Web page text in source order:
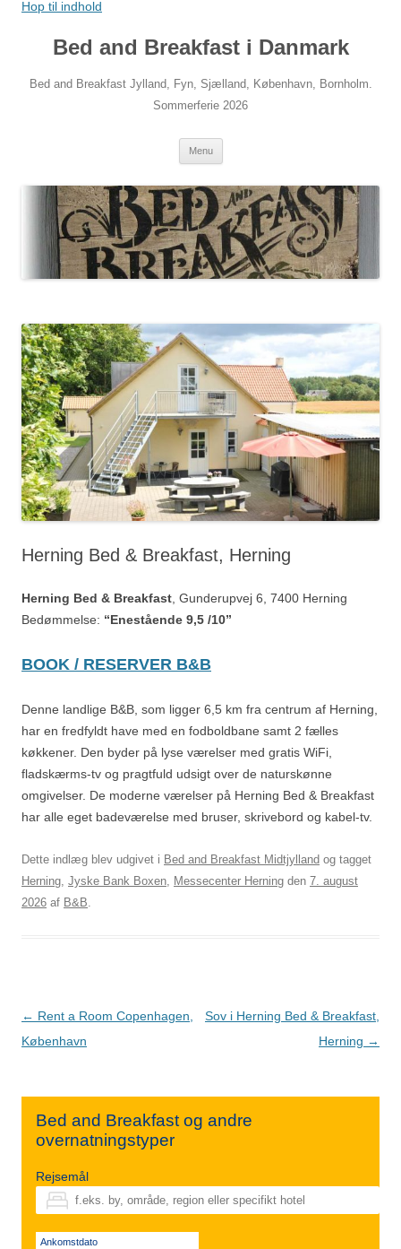
Hop til indhold
Bed and Breakfast i Danmark
Bed and Breakfast Jylland, Fyn, Sjælland, København, Bornholm.
Sommerferie 2026
Menu
Herning Bed & Breakfast, Herning
Herning Bed & Breakfast , Gunderupvej 6, 7400 Herning
Bedømmelse: “Enestående 9,5 /10”
BOOK / RESERVER B&B
Denne landlige B&B, som ligger 6,5 km fra centrum af Herning,
har en fredfyldt have med en fodboldbane samt 2 fælles
køkkener. Den byder på lyse værelser med gratis WiFi,
fladskærms-tv og pragtfuld udsigt over de naturskønne
omgivelser. De moderne værelser på Herning Bed & Breakfast
har alle eget badeværelse med bruser, skrivebord og kabel-tv.
Dette indlæg blev udgivet i Bed and Breakfast Midtjylland og tagget
Herning Jyske Bank Boxen Messecenter Herning den 7. august
2026 af B&B
Indlægsnavigation
← Rent a Room Copenhagen,
København
Sov i Herning Bed & Breakfast,
Herning →
Bed and Breakfast og andre
overnatningstyper
Rejsemål
Ankomstdato